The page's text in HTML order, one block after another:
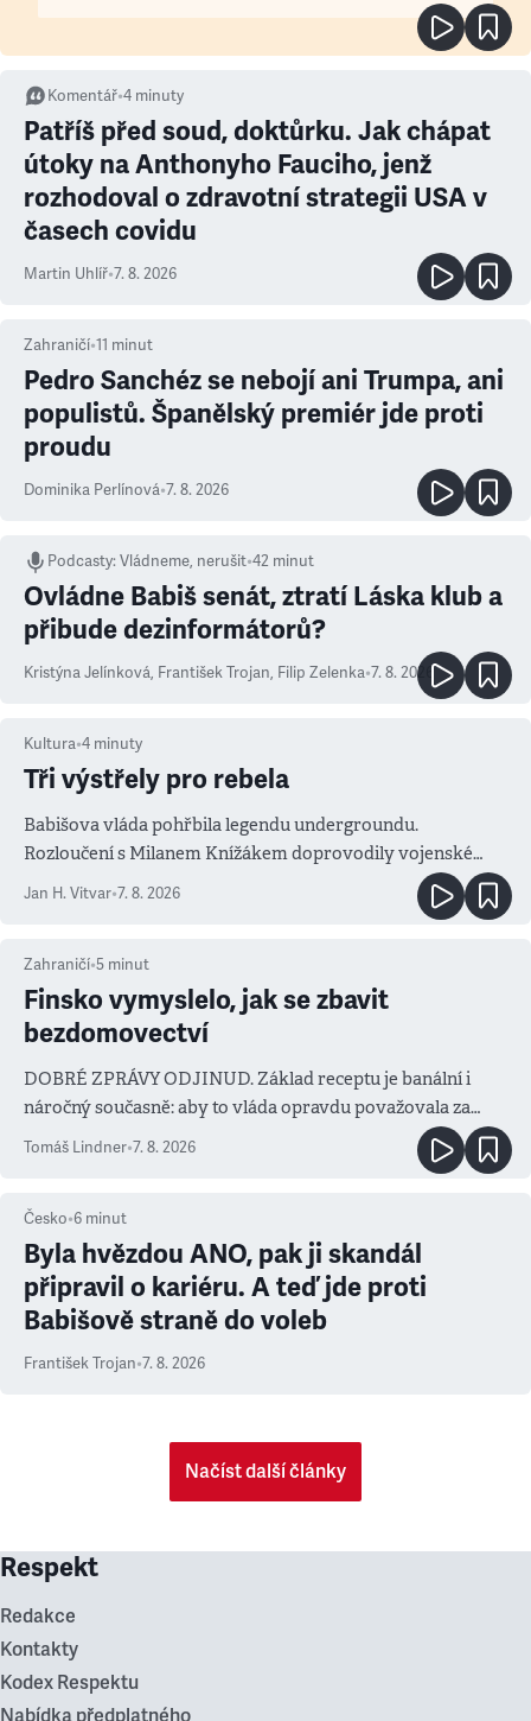
Komentář•4 minuty
Patříš před soud, doktůrku. Jak chápat
útoky na Anthonyho Fauciho, jenž
rozhodoval o zdravotní strategii USA v
časech covidu
Martin Uhlíř•7. 8. 2026
Zahraničí•11 minut
Pedro Sanchéz se nebojí ani Trumpa, ani
populistů. Španělský premiér jde proti
proudu
Dominika Perlínová•7. 8. 2026
Podcasty:Vládneme, nerušit•42 minut
Ovládne Babiš senát, ztratí Láska klub a
přibude dezinformátorů?
Kristýna Jelínková, František Trojan, Filip Zelenka•7. 8. 2026
Kultura•4 minuty
Tři výstřely pro rebela
Babišova vláda pohřbila legendu undergroundu.
Rozloučení s Milanem Knížákem doprovodily vojenské
salvy i kritika pokrokářů
Jan H. Vitvar•7. 8. 2026
Zahraničí•5 minut
Finsko vymyslelo, jak se zbavit
bezdomovectví
DOBRÉ ZPRÁVY ODJINUD. Základ receptu je banální i
náročný současně: aby to vláda opravdu považovala za
prioritu
Tomáš Lindner•7. 8. 2026
Česko•6 minut
Byla hvězdou ANO, pak ji skandál
připravil o kariéru. A teď jde proti
Babišově straně do voleb
František Trojan•7. 8. 2026
Načíst další články
Respekt
Redakce
Kontakty
Kodex Respektu
Nabídka předplatného